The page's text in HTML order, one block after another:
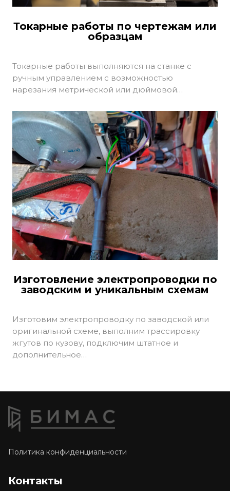
Токарные работы по чертежам или
образцам
Токарные работы выполняются на станке с
ручным управлением с возможностью
нарезания метрической или дюймовой…
Изготовление электропроводки по
заводским и уникальным схемам
Изготовим электропроводку по заводской или
оригинальной схеме, выполним трассировку
жгутов по кузову, подключим штатное и
дополнительное…
Политика конфиденциальности
Контакты